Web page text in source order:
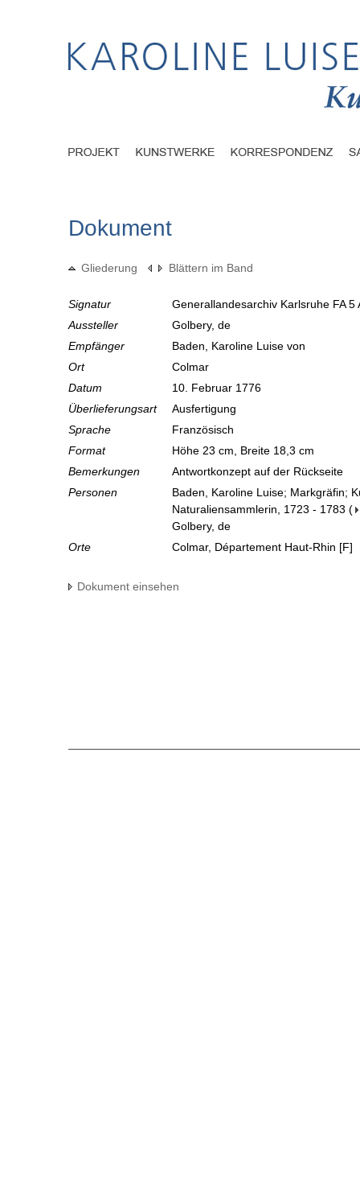
Dokument
Gliederung Blättern im Band
Signatur
Generallandesarchiv Karlsruhe FA
Aussteller
Golbery, de
Empfänger
Baden, Karoline Luise von
Ort
Colmar
Datum
10. Februar 1776
Überlieferungsart
Ausfertigung
Sprache
Französisch
Format
Höhe 23 cm, Breite 18,3 cm
Bemerkungen
Antwortkonzept auf der Rückseite
Personen
Baden, Karoline Luise; Markgräfin;
Naturaliensammlerin, 1723 - 1783 (
Golbery, de
Orte
Colmar, Département Haut-Rhin [F]
Dokument einsehen